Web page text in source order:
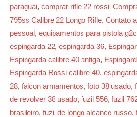
paraguai, comprar rifle 22 rossi,
795ss Calibre 22 Longo Rifle, Contato
pessoal, equipamentos para pistola g2c
espingarda 22, espingarda 36,
Espingarda calibre 40 antiga,
Espingarda Rossi calibre 40,
28, falcon armamentos, foto 38 usado,
de revolver 38 usado, fuzil 556, fuzil
brasileiro, fuzil de longo alcance russo,